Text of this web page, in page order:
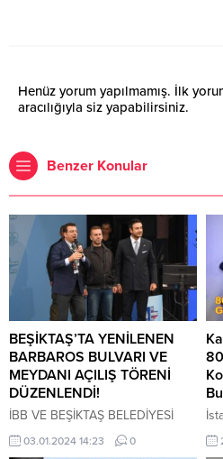
Henüz yorum yapılmamış. İlk
aracılığıyla siz yapabilirsiniz.
Benzer Konular
BEŞİKTAŞ’TA YENİLENEN
BARBAROS BULVARI VE
MEYDANI AÇILIŞ TÖRENİ
DÜZENLENDİ!
İBB VE BEŞİKTAŞ BELEDİYESİ
YENİLENEN BARBAROS BULVARI
VEMEYDANI İÇİN AÇILIŞ TÖRENİ
03.01.2024 14:23 0